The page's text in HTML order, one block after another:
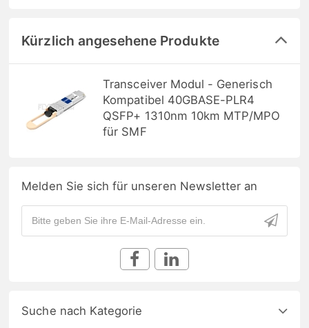
Kürzlich angesehene Produkte
Transceiver Modul - Generisch
Kompatibel 40GBASE-PLR4
QSFP+ 1310nm 10km MTP/MPO
für SMF
Melden Sie sich für unseren Newsletter an
Suche nach Kategorie